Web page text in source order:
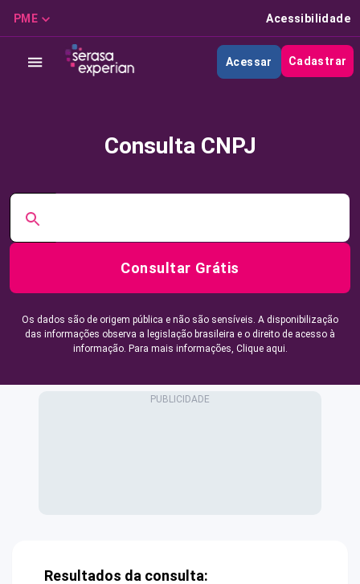
PME Acessibilidade
Acessar Cadastrar
Consulta CNPJ
Consultar Grátis
Os dados são de origem pública e não são sensíveis. A disponibilização
das informações observa a legislação brasileira e o direito de acesso à
informação. Para mais informações, Clique aqui.
Resultados da consulta: